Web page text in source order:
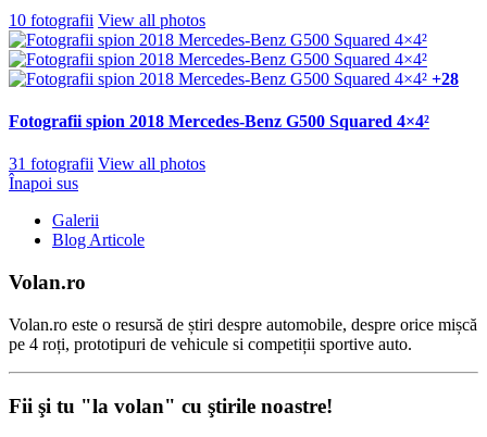
10 fotografii View all photos
+28
Fotografii spion 2018 Mercedes-Benz G500 Squared 4×4²
31 fotografii View all photos
Înapoi sus
Galerii
Blog Articole
Volan.ro
Volan.ro este o resursă de știri despre automobile, despre orice mișcă
pe 4 roți, prototipuri de vehicule si competiții sportive auto.
Fii şi tu "la volan" cu ştirile noastre!